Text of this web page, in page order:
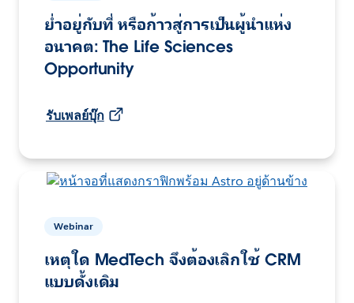
ย่ำอยู่กับที่ หรือก้าวสู่การเป็นผู้นำแห่ง
อนาคต: The Life Sciences
Opportunity
รับเพลย์บุ๊ก
Webinar
เหตุใด MedTech จึงต้องเลิกใช้ CRM
แบบดั้งเดิม